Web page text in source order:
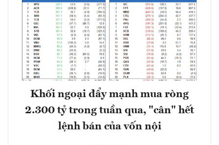
Khối ngoại đẩy mạnh mua ròng
2.300 tỷ trong tuần qua, "cân" hết
lệnh bán của vốn nội